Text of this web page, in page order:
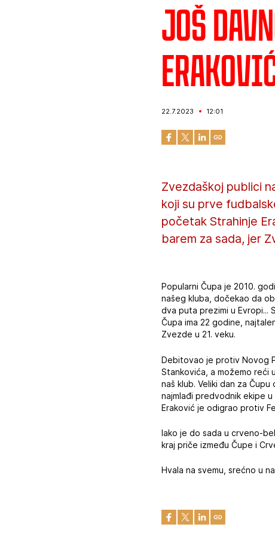
Još
22.7.2023 12:01
Zvezdaškoj publici
koji su prve
početak Strahinje
barem za sada, jer
Popularni Čupa je 2010.
našeg kluba, dočekao da
dva puta prezimi u Evropi...
Čupa ima 22 godine,
Zvezde u 21. veku.
Debitovao je protiv Novog
Stankovića, a možemo reći
naš klub. Veliki dan za
najmlađi predvodnik ekipe
Eraković je odigrao protiv
Iako je do sada u crveno-
kraj priče između Čupe i
Hvala na svemu, srećno u